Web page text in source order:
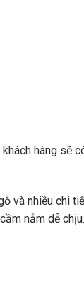
hàng sẽ
và nhiều chi
nắm dễ